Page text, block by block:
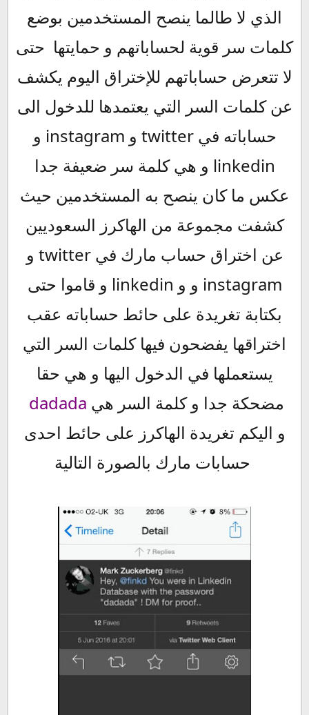
الذي لا طالما ينصح المستخدمين بوضع
كلمات سر قوية لحساباتهم و حمايتها حتى
لا تتعرض حساباتهم للإختراق اليوم يكشف
عن كلمات السر التي يعتمدها للدخول الى
حساباته في twitter و instagram و
linkedin و هي كلمة سر ضعيفة جدا
عكس ما كان ينصح به المستخدمين حيث
كشفت مجموعة من الهاكرز السعوديين
عن اختراق حساب مارك في twitter و
instagram و و linkedin و قاموا حتى
بكتابة تغريدة على حائط حساباته عقب
اختراقها يفضحون فيها كلمات السر التي
يستعملها في الدخول اليها و هي حقا
مضحكة جدا و كلمة السر هي dadada
و اليكم تغريدة الهاكرز على حائط احدى
حسابات مارك بالصورة التالية